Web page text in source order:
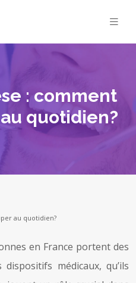
: comment
quotidien?
au quotidien?
en France portent des
dispositifs médicaux, qu’ils